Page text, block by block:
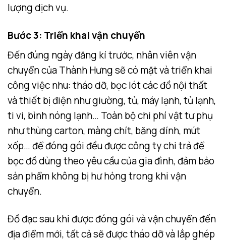
lượng dịch vụ.
Bước 3: Triển khai vận chuyển
Đến đúng ngày đăng kí trước, nhân viên vận
chuyển của Thành Hưng sẽ có mặt và triển khai
công việc nhu: tháo dỡ, bọc lót các đồ nội thất
và thiết bị điện như giường, tủ, máy lạnh, tủ lạnh,
ti vi, bình nóng lạnh… Toàn bộ chi phí vật tư phụ
như thùng carton, màng chít, băng dính, mút
xốp… để đóng gói đều được công ty chi trả để
bọc đồ dùng theo yêu cầu của gia đình, đảm bảo
sản phẩm không bị hư hỏng trong khi vận
chuyển.
Đồ đạc sau khi được đóng gói và vận chuyển đến
địa điểm mới, tất cả sẽ được tháo dỡ và lắp ghép